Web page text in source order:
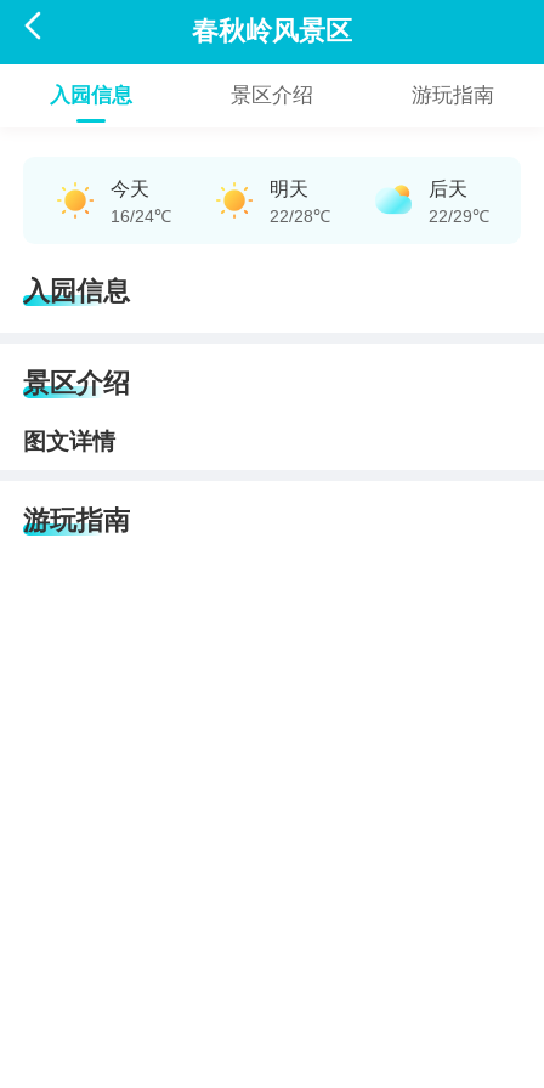
 春秋岭风景区
入园信息 景区介绍 游玩指南
今天
16/24℃
明天
22/28℃
后天
22/29℃
入园信息
景区介绍
图文详情
游玩指南